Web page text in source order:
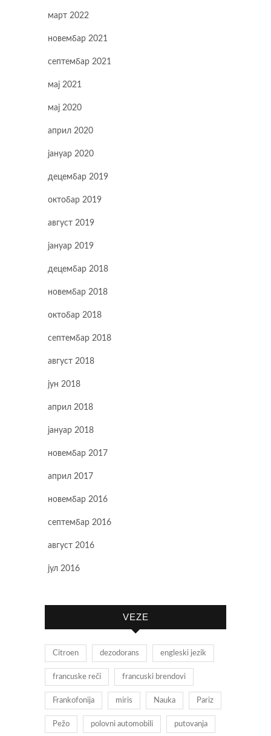
март 2022
новембар 2021
септембар 2021
мај 2021
мај 2020
април 2020
јануар 2020
децембар 2019
октобар 2019
август 2019
јануар 2019
децембар 2018
новембар 2018
октобар 2018
септембар 2018
август 2018
јун 2018
април 2018
јануар 2018
новембар 2017
април 2017
новембар 2016
септембар 2016
август 2016
јул 2016
VEZE
Citroen dezodorans engleski jezik
francuske reči francuski brendovi
Frankofonija miris Nauka Pariz
Pežo polovni automobili putovanja